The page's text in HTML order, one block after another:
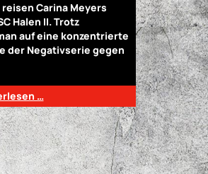
Carina Meyers
Halen II. Trotz
auf eine konzentrierte
der Negativserie gegen
…